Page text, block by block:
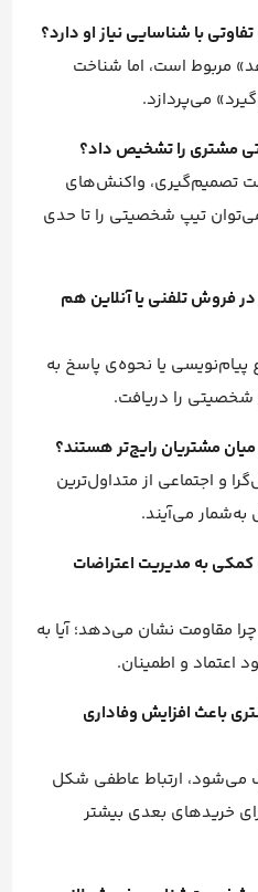
مربوط است، اما شناخت
می‌پردازد.
تصمیم‌گیری، واکنش‌های
تیپ شخصیتی را تا حدی
فروش تلفنی یا آنلاین هم
پیام‌نویسی یا نحوه‌ی پاسخ به
شخصیتی را دریافت.
و اجتماعی از متداول‌ترین
می‌آیند.
به مدیریت اعتراضات
مقاومت نشان می‌دهد؛ آیا به
اعتماد و اطمینان.
باعث افزایش وفاداری
ارتباط عاطفی شکل
خریدهای بعدی بیشتر